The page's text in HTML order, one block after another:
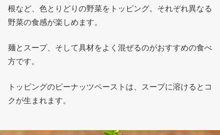
根など、色とりどりの野菜をトッピング。それぞれ異なる
野菜の食感が楽しめます。
麺とスープ、そして具材をよく混ぜるのがおすすめの食べ
方です。
トッピングのピーナッツペーストは、スープに溶けるとコ
クが生まれます。